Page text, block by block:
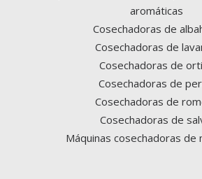
aromáticas
Cosechadoras de
Cosechadoras de
Cosechadoras de
Cosechadoras de
Cosechadoras de
Cosechadoras de
Máquinas cosechadoras de